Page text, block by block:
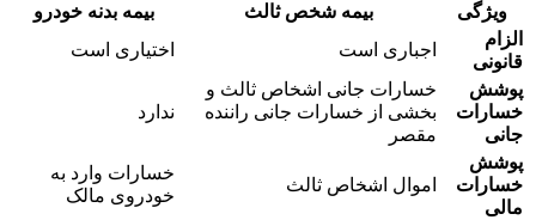
ویژگی بیمه شخص ثالث
بیمه بدنه خودرو
الزام
قانونی
اجباری است
اختیاری است
پوشش
خسارات
جانی
خسارات جانی اشخاص ثالث و
بخشی از خسارات جانی راننده
مقصر
ندارد
پوشش
خسارات
مالی
اموال اشخاص ثالث
خسارات وارد به
خودروی مالک